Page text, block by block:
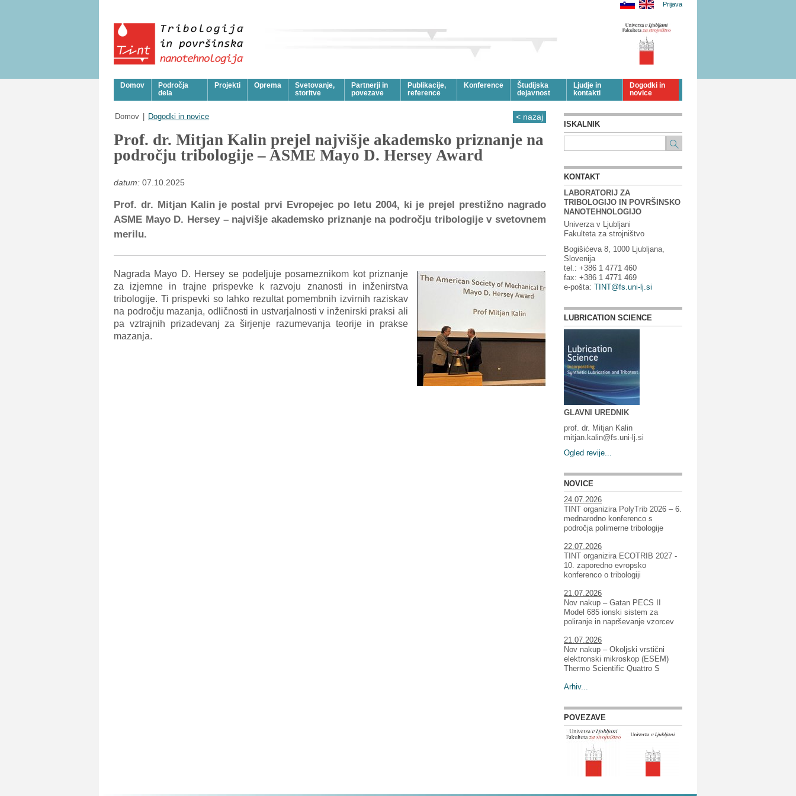
Domov
Področja
dela
Projekti Oprema
Svetovanje,
storitve
Partnerji in
povezave
Publikacije,
reference
Konference
Študijska
dejavnost
Ljudje in
kontakti
Dogodki in
novice
Prijava
Domov Dogodki in novice < nazaj
Prof. dr. Mitjan Kalin prejel najvišje akademsko priznanje na
področju tribologije – ASME Mayo D. Hersey Award
datum: 07.10.2025
Prof. dr. Mitjan Kalin je postal prvi Evropejec po letu 2004, ki je prejel prestižno nagrado
ASME Mayo D. Hersey – najvišje akademsko priznanje na področju tribologije v svetovnem
merilu.
Nagrada Mayo D. Hersey se podeljuje posameznikom kot priznanje
za izjemne in trajne prispevke k razvoju znanosti in inženirstva
tribologije. Ti prispevki so lahko rezultat pomembnih izvirnih raziskav
na področju mazanja, odličnosti in ustvarjalnosti v inženirski praksi ali
pa vztrajnih prizadevanj za širjenje razumevanja teorije in prakse
mazanja.
ISKALNIK
KONTAKT
LABORATORIJ ZA
TRIBOLOGIJO IN POVRŠINSKO
NANOTEHNOLOGIJO
Univerza v Ljubljani
Fakulteta za strojništvo
Bogišićeva 8, 1000 Ljubljana,
Slovenija
tel.: +386 1 4771 460
fax: +386 1 4771 469
e-pošta:
TINT@fs.uni-lj.si
LUBRICATION SCIENCE
GLAVNI UREDNIK
prof. dr. Mitjan Kalin
mitjan.kalin@fs.uni-lj.si
Ogled revije...
NOVICE
24.07.2026
TINT organizira PolyTrib 2026 – 6.
mednarodno konferenco s
področja polimerne tribologije
22.07.2026
TINT organizira ECOTRIB 2027 -
10. zaporedno evropsko
konferenco o tribologiji
21.07.2026
Nov nakup – Gatan PECS II
Model 685 ionski sistem za
poliranje in naprševanje vzorcev
21.07.2026
Nov nakup – Okoljski vrstični
elektronski mikroskop (ESEM)
Thermo Scientific Quattro S
Arhiv...
POVEZAVE